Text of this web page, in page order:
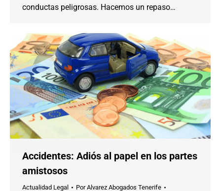
conductas peligrosas. Hacemos un repaso…
Accidentes: Adiós al papel en los partes
amistosos
Actualidad Legal PorAlvarez Abogados Tenerife